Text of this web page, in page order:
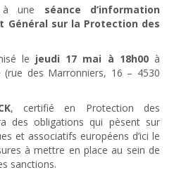
à une séance d’information
Général sur la Protection des
le jeudi 17 mai à 18h00à
(rue des Marronniers, 16 – 4530
, certifié en Protection des
des obligations qui pèsent sur
et associatifs européens d’ici le
à mettre en place au sein de
sanctions.